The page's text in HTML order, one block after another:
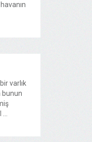
varlık
bunun